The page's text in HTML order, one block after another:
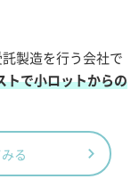
製造を行う会社で
トで小ロットからの
る